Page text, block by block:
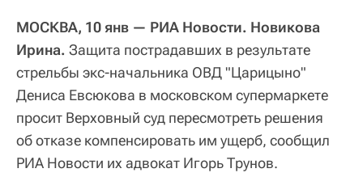
МОСКВА, 10 янв — РИА Новости. Новикова
Ирина. Защита пострадавших в результате
стрельбы экс-начальника ОВД "Царицыно"
Дениса Евсюкова в московском супермаркете
просит Верховный суд пересмотреть решения
об отказе компенсировать им ущерб, сообщил
РИА Новости их адвокат Игорь Трунов.